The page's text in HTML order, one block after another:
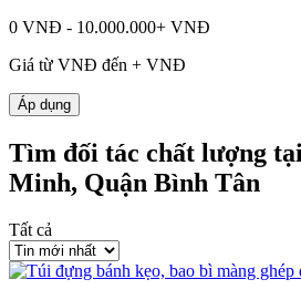
0 VNĐ - 10.000.000+ VNĐ
Giá từ VNĐ đến + VNĐ
Áp dụng
Tìm đối tác chất lượng
Minh, Quận Bình Tân
Tất cả